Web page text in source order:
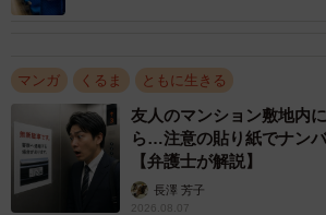
た。今まで運転しててね、『歩行者が危
者だから、マミィさんは運転してたから
と思うから。車に気を付けてね、ずっ
いね」と、温かい言葉をかけてくれま
そうするね、ありがとうね」と嬉しそ
マンガ くるま ともに生きる
友人のマンション敷地内
ら…注意の貼り紙でナン
【弁護士が解説】
長澤 芳子
2026.08.07